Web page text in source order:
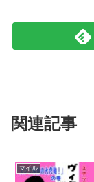
関連記事
マイル